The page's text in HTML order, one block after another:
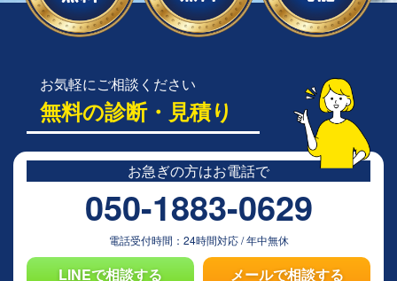
お気軽にご相談ください
無料の診断・見積り
お急ぎの方はお電話で
050-1883-0629
電話受付時間： 24時間対応/年中無休
LINEで相談する メールで相談する